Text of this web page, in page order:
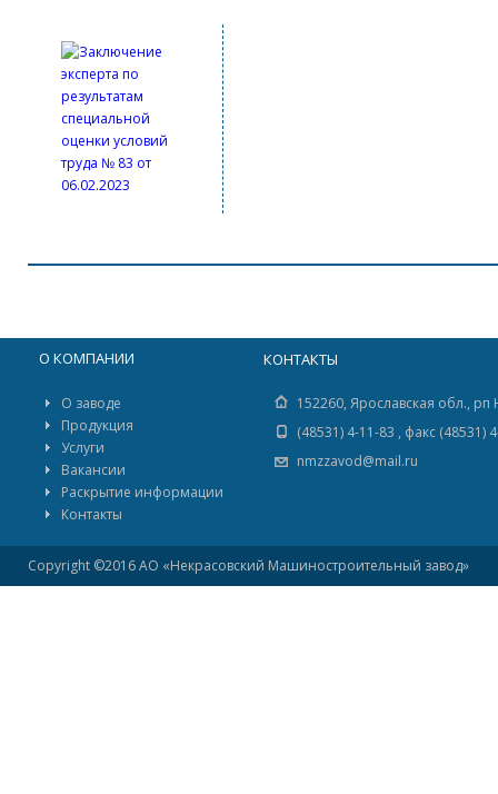
О КОМПАНИИ
О заводе
Продукция
Услуги
Вакансии
Раскрытие информации
Контакты
КОНТАКТЫ
152260, Ярославская обл., рп
(48531) 4-11-83 , факс (48531)
nmzzavod@mail.ru
Copyright ©2016 АО «Некрасовский Машиностроительный завод»